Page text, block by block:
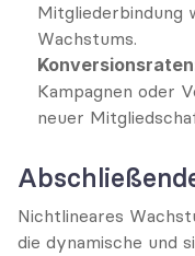
Mitgliederbindung
Wachstums.
Kampagnen oder
neuer
Nichtlineares
die dynamische und